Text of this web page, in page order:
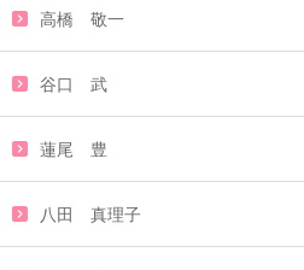
高橋 敬一
谷口 武
蓮尾 豊
八田 真理子